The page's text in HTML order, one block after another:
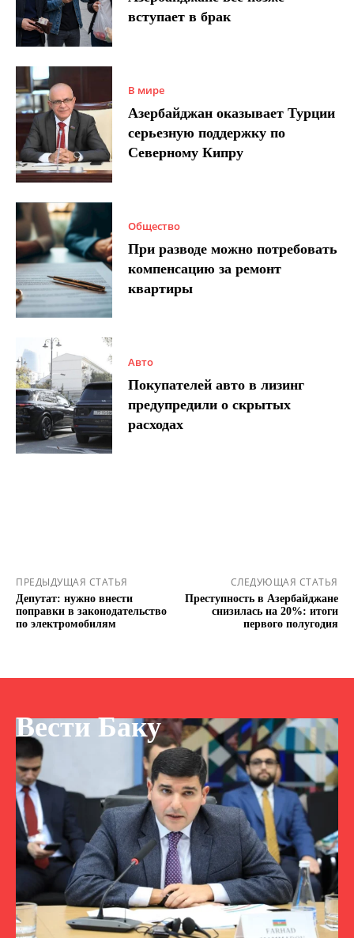
вступает в брак
В мире
Азербайджан оказывает Турции
серьезную поддержку по
Северному Кипру
Общество
При разводе можно потребовать
компенсацию за ремонт
квартиры
Авто
Покупателей авто в лизинг
предупредили о скрытых
расходах
ПРЕДЫДУЩАЯ СТАТЬЯ
Депутат: нужно внести
поправки в законодательство
по электромобилям
СЛЕДУЮЩАЯ СТАТЬЯ
Преступность в Азербайджане
снизилась на 20%: итоги
первого полугодия
Вести Баку